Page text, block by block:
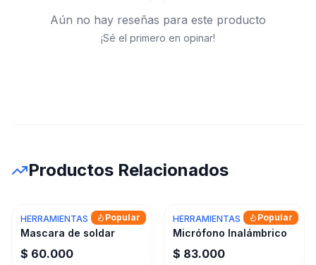
Aún no hay reseñas para este producto
¡Sé el primero en opinar!
Productos Relacionados
Popular
HERRAMIENTAS
Mascara de soldar
$ 60.000
Popular
HERRAMIENTAS
Micrófono Inalámbrico
$ 83.000